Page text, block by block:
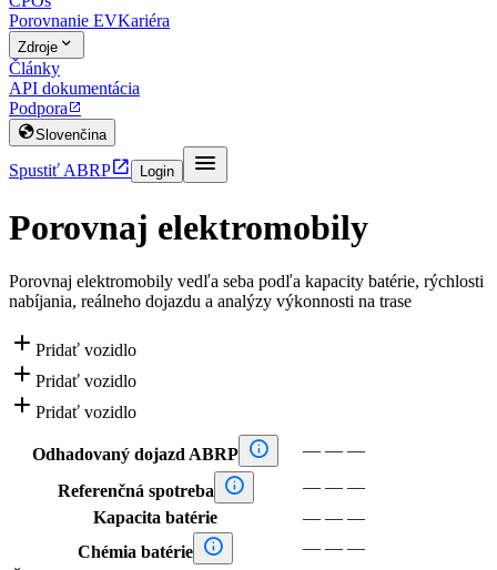
Porovnanie EVKariéra
Zdroje 
Články
API dokumentácia
Podpora
Slovenčina
Spustiť ABRP Login 
Porovnaj elektromobily
Porovnaj elektromobily vedľa seba podľa kapacity batérie, rýchlosti
nabíjania, reálneho dojazdu a analýzy výkonnosti na trase
 Pridať vozidlo
 Pridať vozidlo
 Pridať vozidlo
Odhadovaný dojazd ABRP  — — —
Referenčná spotreba  — — —
Kapacita batérie
— — —
Chémia batérie  — — —